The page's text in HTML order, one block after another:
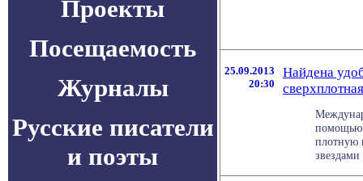
Проекты
Посещаемость
Журналы
Русские писатели
и поэты
25.09.2013
20:30
Найдена
помощью
плотную